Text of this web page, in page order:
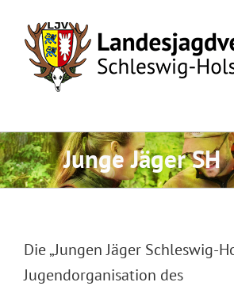
content
Junge Jäger SH
Die „Jungen Jäger Schleswig-
Jugendorganisation des